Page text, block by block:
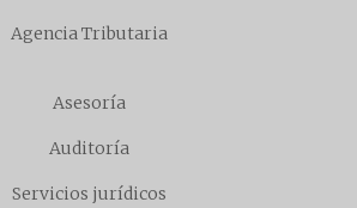
Agencia Tributaria
Asesoría
Auditoría
Servicios jurídicos